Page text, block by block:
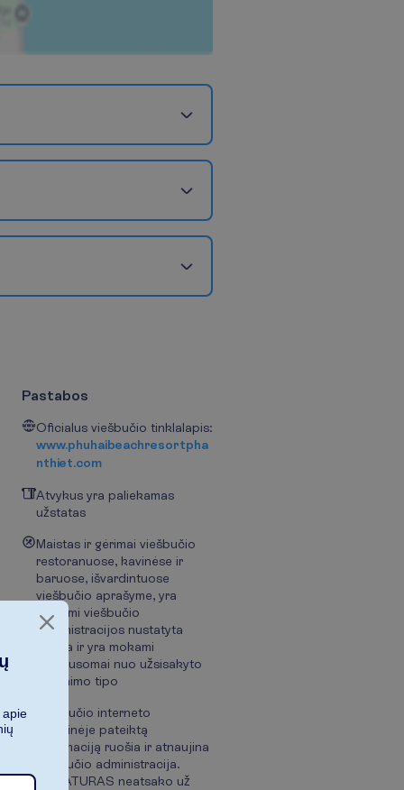
Pastabos
Oficialus viešbučio tinklalapis:
www.phuhaibeachresortpha
nthiet.com
Atvykus yra paliekamas
užstatas
Maistas ir gėrimai viešbučio
restoranuose, kavinėse ir
baruose, išvardintuose
viešbučio aprašyme, yra
tiekiami viešbučio
administracijos nustatyta
tvarka ir yra mokami
priklausomai nuo užsisakyto
maitinimo tipo
Viešbučio interneto
svetainėje pateiktą
informaciją ruošia ir atnaujina
viešbučio administracija.
NOVATURAS neatsako už